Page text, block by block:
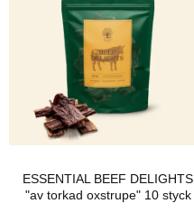
ESSENTIAL BEEF DELIGHTS
"av torkad oxstrupe" 10 styck